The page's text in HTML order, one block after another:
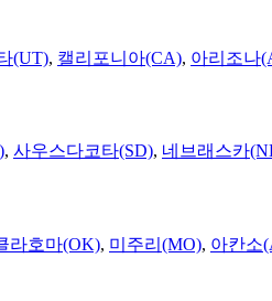
(UT), 캘리포니아(CA), 아리조나
, 사우스다코타(SD), 네브래스카
라호마(OK), 미주리(MO), 아칸소